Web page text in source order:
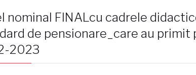
nominal FINALcu cadrele
de pensionare_care au
2023